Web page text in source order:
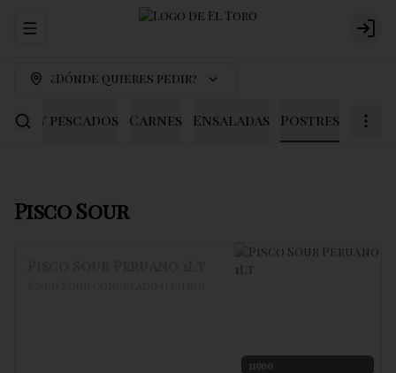
Abrir menu de navegación
¿Dónde quieres pedir?
y pescados Carnes Ensaladas Postres
Pisco Sour
11900